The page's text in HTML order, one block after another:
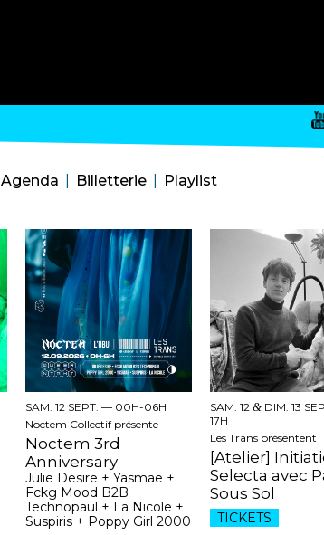
Agenda Billetterie Playlist
SAM. 12 SEPT. — 00H-06H
Noctem Collectif présente
Noctem 3rd
Anniversary
Julie Desire + Yasmae +
Fckg Mood B2B
Technopaul + La Nicole +
Suspiris + Poppy Girl 2000
SAM. 12 &DIM. 13
17H
Les Trans présentent
[Atelier]
Selecta avec
Sous Sol
TICKETS